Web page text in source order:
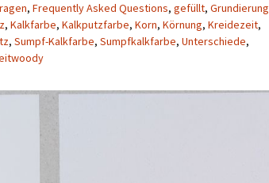
, Frequently Asked Questions, gefüllt, Grundierung
, Kalkfarbe, Kalkputzfarbe, Korn, Körnung, Kreidezeit,
, Sumpf-Kalkfarbe, Sumpfkalkfarbe, Unterschiede,